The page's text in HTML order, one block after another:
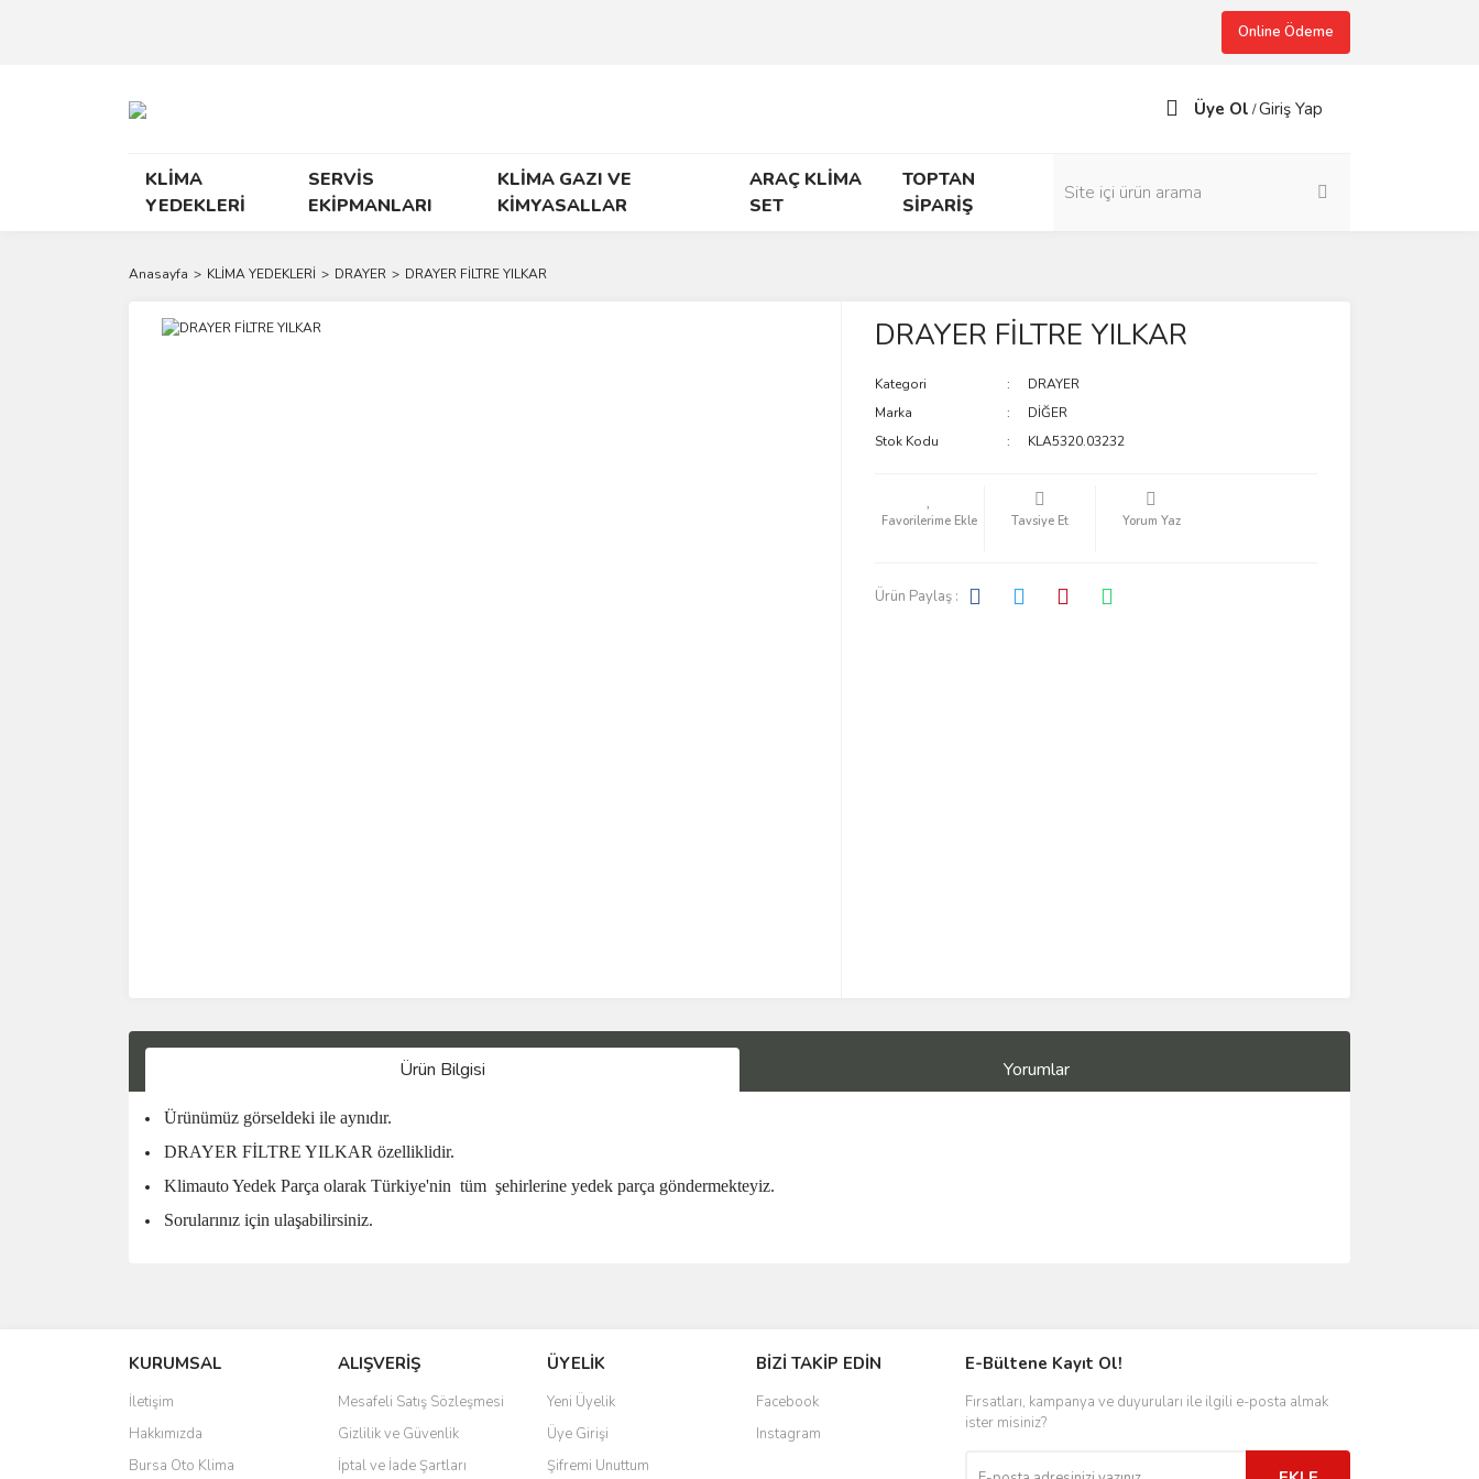
Online Ödeme
Üye Ol /Giriş Yap
KLİMA
YEDEKLERİ
SERVİS
EKİPMANLARI
KLİMA GAZI VE
KİMYASALLAR
ARAÇ KLİMA
SET
TOPTAN
SİPARİŞ
Anasayfa KLİMA YEDEKLERİ DRAYER DRAYER FİLTRE YILKAR
DRAYER FİLTRE YILKAR
Kategori
DRAYER
Marka
DİĞER
Stok Kodu
KLA5320.03232
Tavsiye Et Yorum Yaz
Ürün Paylaş :
Ürün Bilgisi Yorumlar
Ürünümüz görseldeki ile aynıdır.
DRAYER FİLTRE YILKAR özelliklidir.
Klimauto Yedek Parça olarak Türkiye'nin tüm şehirlerine yedek parça göndermekteyiz.
Sorularınız için ulaşabilirsiniz.
Yorum Yaz
KURUMSAL
İletişim
Hakkımızda
Bursa Oto Klima
ALIŞVERİŞ
Mesafeli Satış Sözleşmesi
Gizlilik ve Güvenlik
İptal ve İade Şartları
ÜYELİK
Yeni Üyelik
Üye Girişi
Şifremi Unuttum
BİZİ TAKİP EDİN
Facebook
Instagram
E-Bültene Kayıt Ol!
Fırsatları, kampanya ve duyuruları ile ilgili e-posta almak
ister misiniz?